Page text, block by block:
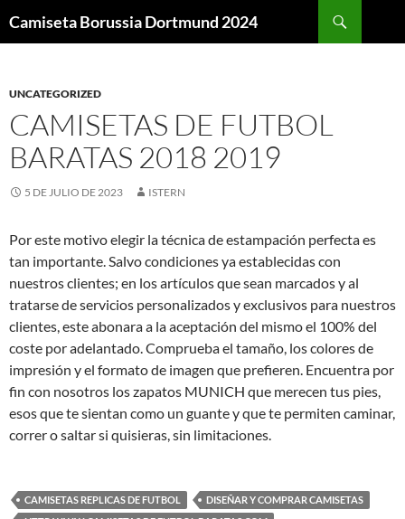
Camiseta Borussia Dortmund 2024
UNCATEGORIZED
CAMISETAS DE FUTBOL
BARATAS 2018 2019
5 DE JULIO DE 2023 ISTERN
Por este motivo elegir la técnica de estampación perfecta es
tan importante. Salvo condiciones ya establecidas con
nuestros clientes; en los artículos que sean marcados y al
tratarse de servicios personalizados y exclusivos para nuestros
clientes, este abonara a la aceptación del mismo el 100% del
coste por adelantado. Comprueba el tamaño, los colores de
impresión y el formato de imagen que prefieren. Encuentra por
fin con nosotros los zapatos MUNICH que merecen tus pies,
esos que te sientan como un guante y que te permiten caminar,
correr o saltar si quisieras, sin limitaciones.
CAMISETAS REPLICAS DE FUTBOL
DISEÑAR Y COMPRAR CAMISETAS